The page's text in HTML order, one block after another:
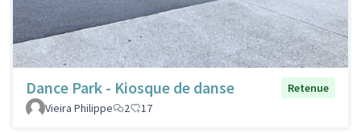
Dance Park - Kiosque de danse
Retenue
Vieira Philippe
2 17